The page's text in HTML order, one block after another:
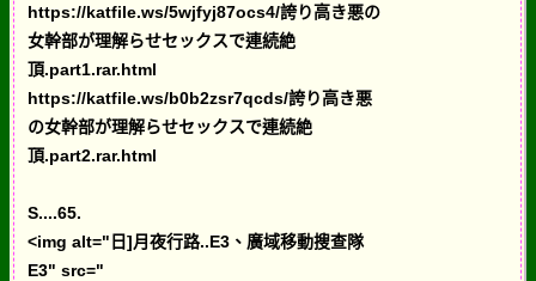
https://katfile.ws/5wjfyj87ocs4/誇り高き悪の
女幹部が理解らせセックスで連続絶
頂.part1.rar.html
https://katfile.ws/b0b2zsr7qcds/誇り高き悪
の女幹部が理解らせセックスで連続絶
頂.part2.rar.html
S....65.
<img alt="日]月夜行路..E3、廣域移動搜查隊
E3" src="